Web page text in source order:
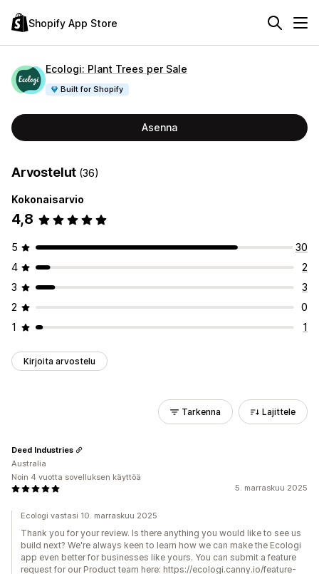
Shopify App Store
Ecologi: Plant Trees per Sale
Built for Shopify
Asenna
Arvostelut (36)
Kokonaisarvio
4,8
5
30
4
2
3
3
2
0
1
1
Kirjoita arvostelu
Tarkenna Lajittele
5. marraskuu 2025
Deed Industries
Australia
Noin 4 vuotta sovelluksen käyttöä
Ecologi vastasi 10. marraskuu 2025
Thank you for your review. Is there anything you would like to see us
build next? We're always keen to learn how we can make the Ecologi
app even better for businesses like yours. You can submit a feature
request for our Product team here: https://ecologi.canny.io/feature-